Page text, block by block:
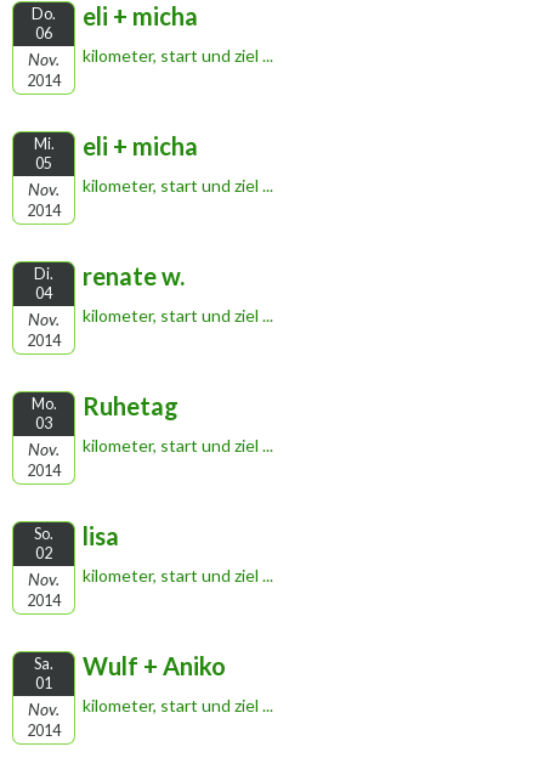
Do.
06
Nov.
2014
eli + micha
kilometer, start und ziel ...
Mi.
05
Nov.
2014
eli + micha
kilometer, start und ziel ...
Di.
04
Nov.
2014
renate w.
kilometer, start und ziel ...
Mo.
03
Nov.
2014
Ruhetag
kilometer, start und ziel ...
So.
02
Nov.
2014
lisa
kilometer, start und ziel ...
Sa.
01
Nov.
2014
Wulf + Aniko
kilometer, start und ziel ...